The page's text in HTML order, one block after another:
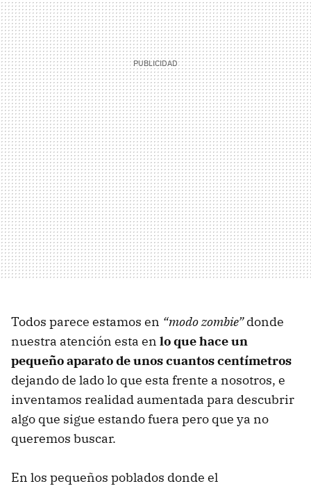
Todos parece estamos en “modo zombie”donde
nuestra atención esta en lo que hace un
pequeño aparato de unos cuantos centímetros
dejando de lado lo que esta frente a nosotros, e
inventamos realidad aumentada para descubrir
algo que sigue estando fuera pero que ya no
queremos buscar.
En los pequeños poblados donde el